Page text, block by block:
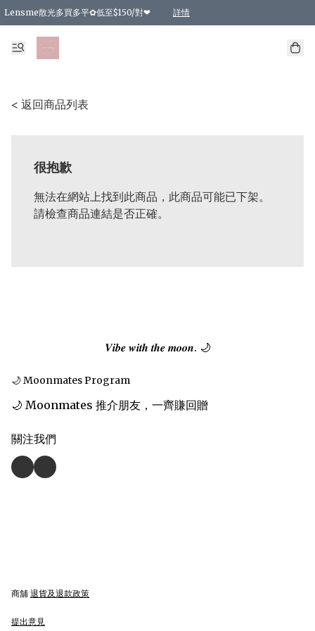
Lensme散光多買多平✿低至$150/對❤ 詳情
台灣Karacon⁩✧日拋 特價清貨❁⃘
日本韓國多款日/月拋現貨☼ 特價❤︎數量有限 售完即止
🇰🇷韓國多款月拋現貨 特價兩對$99✿數量有限 售完即止♫
精選商品，任選買2件或以上9 折；買4件或以上85 折；買6件或以上8 折
精選商品，任選買2件HKD 140.00；買4件HKD 260.00
精選商品，任選買2件HKD 190.00；買4件HKD 360.00
精選商品，任選買2件HKD 110.00；買4件HKD 180.00
精選商品，任選買2件HKD 170.00；買4件HKD 320.00
精選商品，任選買2件或以上減HKD 148.00
精選商品，任選買2件或以上減HKD 148.00
精選商品，任選買2件或以上95 折；買4件或以上9 折；買6件或以上85 折；買8件
精選商品，任選買12件或以上87 折
精選商品，任選買2件或以上減HKD 16.00；買4件或以上減HKD 32.00；買6
精選商品，任選買2件或以上95 折；買4件或以上9 折；買8件或以上85 折；買12
購物滿 HKD 800.00即享免運費優惠！（適用於 特定的送貨方式 )
< 返回商品列表
很抱歉
無法在網站上找到此商品，此商品可能已下架。
請檢查商品連結是否正確。
𝑽𝒊𝒃𝒆 𝒘𝒊𝒕𝒉 𝒕𝒉𝒆 𝒎𝒐𝒐𝒏. 🌙
🌙 Moonmates Program
🌙 Moonmates 推介朋友，一齊賺回贈
關注我們
商舖 退貨及退款政策
提出意見